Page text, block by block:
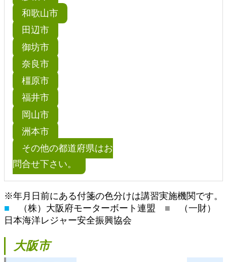
和歌山市
田辺市
御坊市
奈良市
橿原市
福井市
岡山市
洲本市
その他の都道府県はお
問合せ下さい。
※年月日前にある付箋の色分けは講習実施機関です。
■ （株）大阪府モーターボート連盟 ■ （一財）
日本海洋レジャー安全振興協会
大阪市